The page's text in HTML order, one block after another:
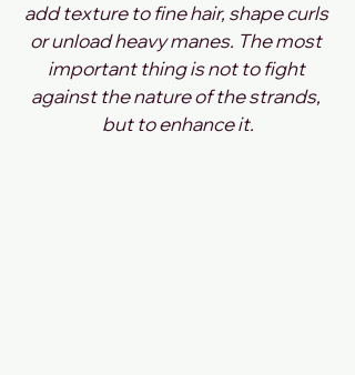
add texture to fine hair, shape curls
or unload heavy manes. The most
important thing is not to fight
against the nature of the strands,
but to enhance it.